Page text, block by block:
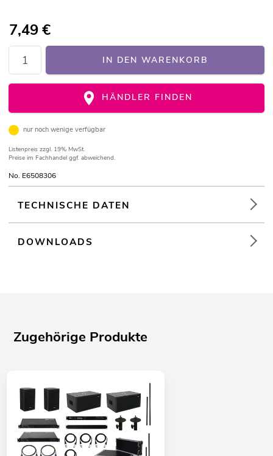
7,49€
IN DEN WARENKORB
HÄNDLER FINDEN
nur noch wenige verfügbar
Listenpreis zzgl. 19% MwSt.
Preise im Fachhandel ggf. abweichend.
No. E6508306
TECHNISCHE DATEN
DOWNLOADS
Zugehörige Produkte